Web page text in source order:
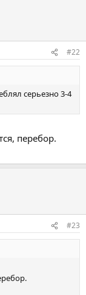
#22
серьезно 3-4
перебор.
#23